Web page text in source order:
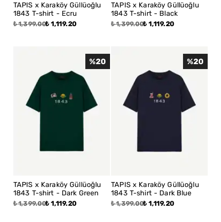
TAPIS x Karaköy Güllüoğlu
1843 T-shirt - Ecru
₺ 1,399.00₺ 1,119.20
TAPIS x Karaköy Güllüoğlu
1843 T-shirt - Black
₺ 1,399.00₺ 1,119.20
TAPIS x Karaköy Güllüoğlu
1843 T-shirt - Dark Green
₺ 1,399.00₺ 1,119.20
%20
TAPIS x Karaköy Güllüoğlu
1843 T-shirt - Dark Blue
₺ 1,399.00₺ 1,119.20
%20